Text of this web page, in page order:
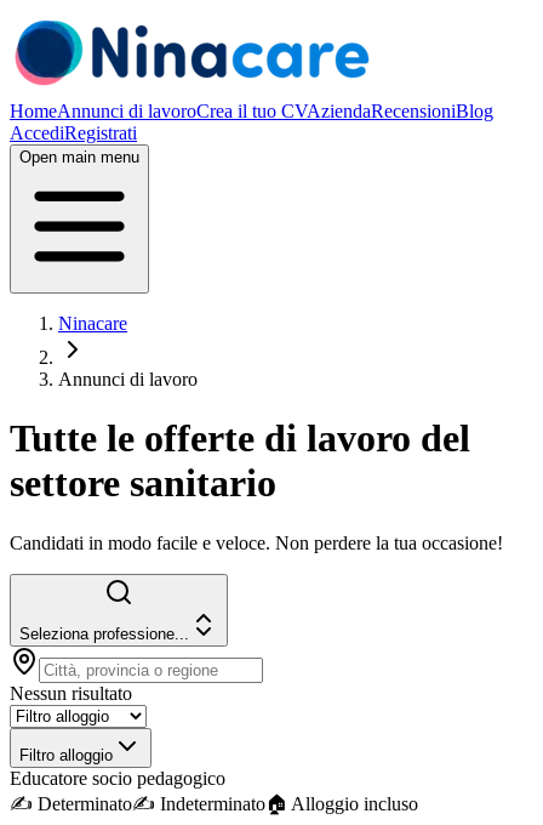
HomeAnnunci di lavoroCrea il tuo CVAziendaRecensioniBlog
AccediRegistrati
Open main menu
Ninacare
Annunci di lavoro
Tutte le offerte di lavoro del
settore sanitario
Candidati in modo facile e veloce. Non perdere la tua occasione!
Seleziona professione...
Nessun risultato
Filtro alloggio
Educatore socio pedagogico
✍️ Determinato✍️ Indeterminato🏠︎ Alloggio incluso